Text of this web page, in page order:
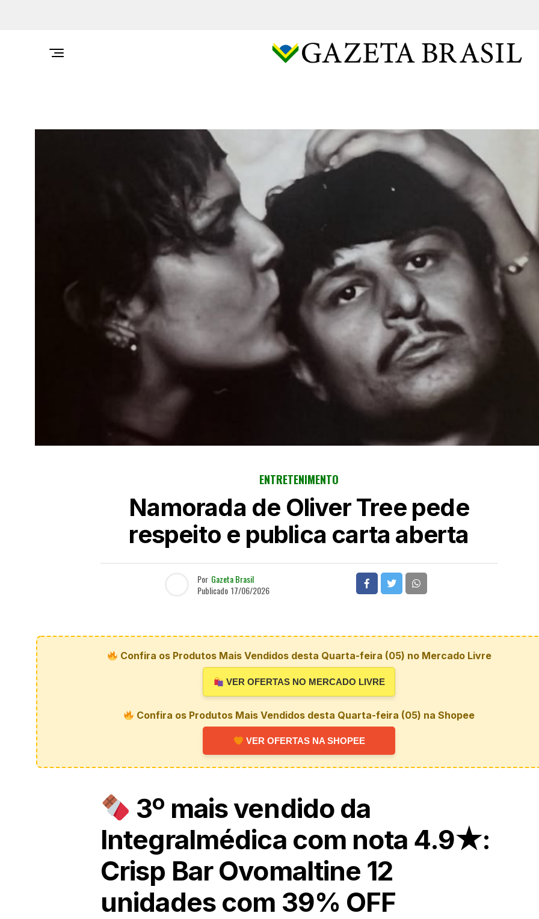
ENTRETENIMENTO
Namorada de Oliver Tree pede
respeito e publica carta aberta
Por Gazeta Brasil
Publicado 17/06/2026
Confira os Produtos Mais Vendidos desta Quarta-feira (05) no Mercado Livre
VER OFERTAS NO MERCADO LIVRE
Confira os Produtos Mais Vendidos desta Quarta-feira (05) na Shopee
VER OFERTAS NA SHOPEE
3º mais vendido da
Integralmédica com nota 4.9★:
Crisp Bar Ovomaltine 12
unidades com 39% OFF